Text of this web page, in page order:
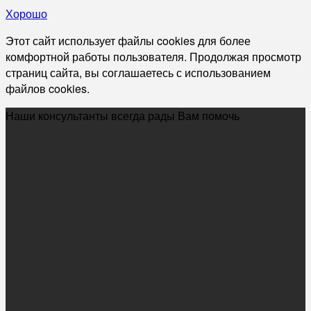
Хорошо
Этот сайт использует файлы cookies для более
комфортной работы пользователя. Продолжая просмотр
страниц сайта, вы соглашаетесь с использованием
файлов cookies.
Наши консультанты всегда рады Вам помочь